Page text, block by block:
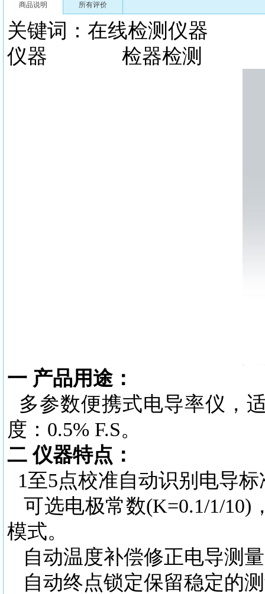
商品说明 所有评价
关键词：在线检测仪
仪器 检器检测
一 产品用途：
多参数便携式电导率仪，
度：0.5% F.S。
二 仪器特点：
1至5点校准自动识别电导
可选电极常数(K=0.1/1/10)
模式。
自动温度补偿修正电导测
自动终点锁定保留稳定的